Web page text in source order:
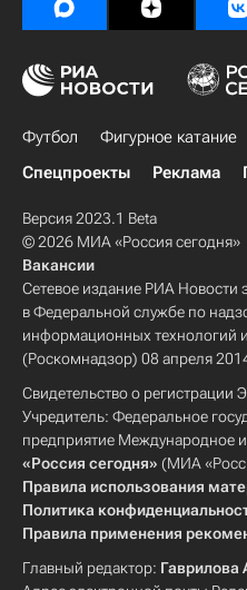
Футбол Фигурное катание
Спецпроекты
Реклама
Версия 2023.1 Beta
© 2026 МИА «Россия сегодня»
Вакансии
Сетевое издание РИА Новости
в Федеральной службе по
информационных технологий
(Роскомнадзор) 08 апреля
Свидетельство о
Учредитель: Федеральное
предприятие Международное
«Россия сегодня» (МИА
Правила использования
Политика
Правила применения
Главный редактор: Гаврилова